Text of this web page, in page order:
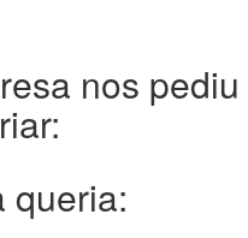
nos pediu
queria: